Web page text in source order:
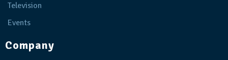
Television
Events
Company